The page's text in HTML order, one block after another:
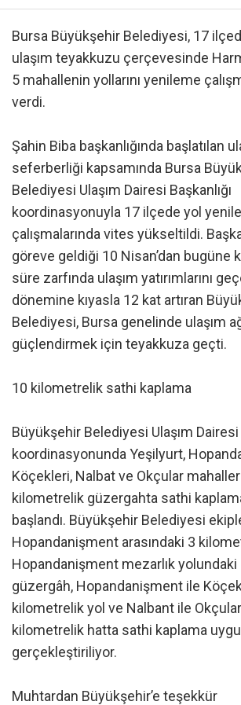
Bursa Büyükşehir Belediyesi, 17
ulaşım teyakkuzu çerçevesinde
5 mahallenin yollarını yenileme
verdi.
Şahin Biba başkanlığında başlatılan
seferberliği kapsamında Bursa
Belediyesi Ulaşım Dairesi Başkanlığı
koordinasyonuyla 17 ilçede yol
çalışmalarında vites yükseltildi.
göreve geldiği 10 Nisan’dan bugüne
süre zarfında ulaşım yatırımlarını
dönemine kıyasla 12 kat artıran
Belediyesi, Bursa genelinde ulaşım
güçlendirmek için teyakkuza geçti.
10 kilometrelik sathi kaplama
Büyükşehir Belediyesi Ulaşım Dairesi
koordinasyonunda Yeşilyurt,
Köçekleri, Nalbat ve Okçular
kilometrelik güzergahta sathi
başlandı. Büyükşehir Belediyesi
Hopandanişment arasındaki 3
Hopandanişment mezarlık
güzergâh, Hopandanişment ile
kilometrelik yol ve Nalbant ile
kilometrelik hatta sathi kaplama
gerçekleştiriliyor.
Muhtardan Büyükşehir’e teşekkür